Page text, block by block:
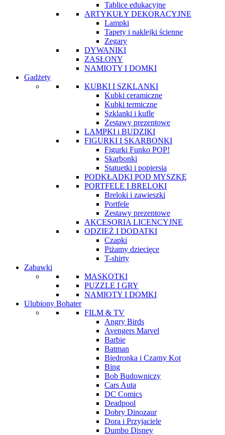
Tablice edukacyjne
ARTYKUŁY DEKORACYJNE
Lampki
Tapety i naklejki ścienne
Zegary
DYWANIKI
ZASŁONY
NAMIOTY I DOMKI
Gadżety
KUBKI I SZKLANKI
Kubki ceramiczne
Kubki termiczne
Szklanki i kufle
Zestawy prezentowe
LAMPKI i BUDZIKI
FIGURKI I SKARBONKI
Figurki Funko POP!
Skarbonki
Statuetki i popiersia
PODKŁADKI POD MYSZKĘ
PORTFELE I BRELOKI
Breloki i zawieszki
Portfele
Zestawy prezentowe
AKCESORIA LICENCYJNE
ODZIEŻ I DODATKI
Czapki
Piżamy dziecięce
T-shirty
Zabawki
MASKOTKI
PUZZLE I GRY
NAMIOTY I DOMKI
Ulubiony Bohater
FILM & TV
Angry Birds
Avengers Marvel
Barbie
Batman
Biedronka i Czarny Kot
Bing
Bob Budowniczy
Cars Auta
DC Comics
Deadpool
Dobry Dinozaur
Dora i Przyjaciele
Dumbo Disney